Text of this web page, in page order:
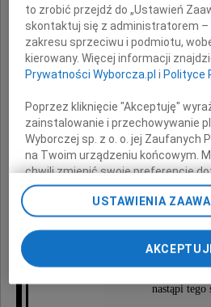
nasza
Odeszłaś
kto nie
Na zawsze
Msza święta
26
w bazylice
w
Odprowadzenie
nastąpi tego
to zrobić przejdź do „Ustawień
skontaktuj się z administratorem –
zakresu sprzeciwu i podmiotu,
kierowany. Więcej informacji
Prywatności Wyborcza.pl i Polityce
Poprzez kliknięcie "Akceptuję"
zainstalowanie i przechowywanie
Wyborczej sp. z o. o. jej Zaufanych
na Twoim urządzeniu końcowym.
chwili zmienić swoje preferencje
ponownie wywołując narzędzie do
preferencjami dot. przetwarzania
odnośnik „Ustawienia
przechodząc do sekcji „Ustawienia
Zmiana ustawień plików cookie
pomocą ustawień przeglądarki.
USTAWIENIA